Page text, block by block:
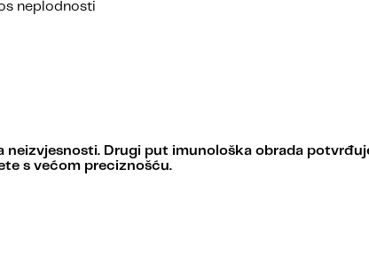
neplodnosti
Drugi put imunološka obrada
s većom preciznošću.